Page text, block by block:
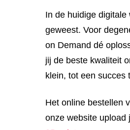
In de huidige
geweest. Voor
on Demand dé
jij de beste kwaliteit
klein, tot een succes
Het online bestellen
onze website upload